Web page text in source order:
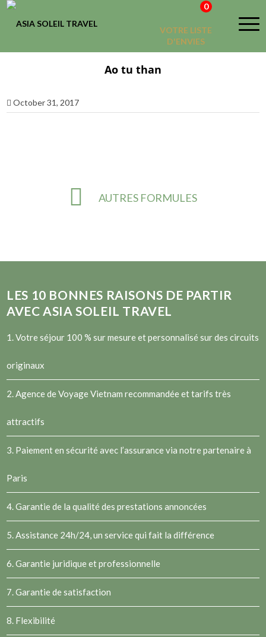
VOTRE LISTE
D'ENVIES
0
Ao tu than
October 31, 2017
AUTRES FORMULES
LES 10 BONNES RAISONS DE PARTIR
AVEC ASIA SOLEIL TRAVEL
1. Votre séjour 100 % sur mesure et personnalisé sur des circuits
originaux
2.Agence de Voyage Vietnam recommandée et tarifs très
attractifs
3. Paiement en sécurité avec l’assurance via notre partenaire à
Paris
4. Garantie de la qualité des prestations annoncées
5. Assistance 24h/24, un service qui fait la différence
6. Garantie juridique et professionnelle
7. Garantie de satisfaction
8. Flexibilité